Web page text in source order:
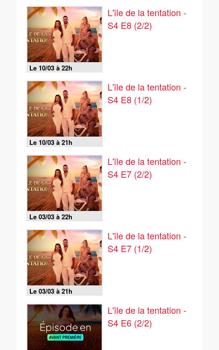
Le 10/03 à 22h
L'île de la tentation -
S4 E8 (2/2)
Le 10/03 à 21h
L'île de la tentation -
S4 E8 (1/2)
Le 03/03 à 22h
L'île de la tentation -
S4 E7 (2/2)
Le 03/03 à 21h
L'île de la tentation -
S4 E7 (1/2)
L'île de la tentation -
S4 E6 (2/2)